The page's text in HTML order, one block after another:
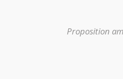
Proposition